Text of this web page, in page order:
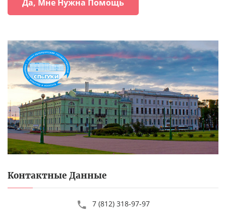
Да, Мне Нужна Помощь
Контактные Данные
7 (812) 318-97-97